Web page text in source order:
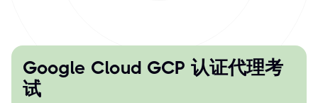
Google Cloud GCP 认证代理考
试